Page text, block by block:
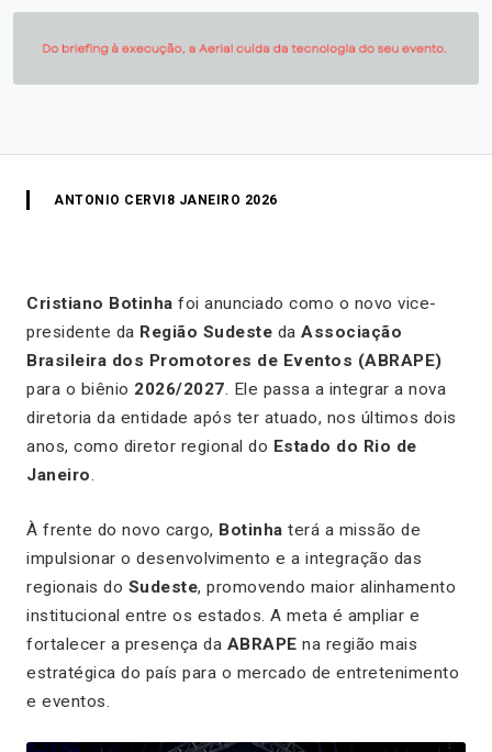
ANTONIO CERVI 8 JANEIRO 2026
Cristiano Botinha foi anunciado como o novo vice-
presidente da Região Sudeste da Associação
Brasileira dos Promotores de Eventos (ABRAPE)
para o biênio 2026/2027. Ele passa a integrar a nova
diretoria da entidade após ter atuado, nos últimos dois
anos, como diretor regional do Estado do Rio de
Janeiro.
À frente do novo cargo, Botinha terá a missão de
impulsionar o desenvolvimento e a integração das
regionais do Sudeste, promovendo maior alinhamento
institucional entre os estados. A meta é ampliar e
fortalecer a presença da ABRAPE na região mais
estratégica do país para o mercado de entretenimento
e eventos.